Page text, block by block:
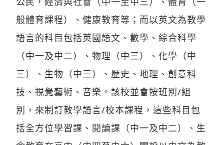
般體育課程）、健康教育等；而以英文為教學
語言的科目包括英國語文、數學、綜合科學
（中一及中二）、物理（中三）、化學（中
三）、生物（中三）、歷史、地理、創意科
技、視覺藝術、音樂。該校並會按班別/組
別，來制訂教學語言/校本課程，這些科目包
括全方位學習課、閱讀課（中一及中二）、生